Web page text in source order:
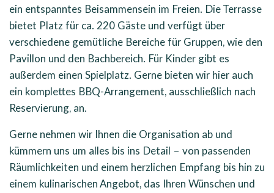
ein entspanntes Beisammensein im Freien. Die Terrasse
bietet Platz für ca. 220 Gäste und verfügt über
verschiedene gemütliche Bereiche für Gruppen, wie den
Pavillon und den Bachbereich. Für Kinder gibt es
außerdem einen Spielplatz. Gerne bieten wir hier auch
ein komplettes BBQ-Arrangement, ausschließlich nach
Reservierung, an.
Gerne nehmen wir Ihnen die Organisation ab und
kümmern uns um alles bis ins Detail – von passenden
Räumlichkeiten und einem herzlichen Empfang bis hin zu
einem kulinarischen Angebot, das Ihren Wünschen und